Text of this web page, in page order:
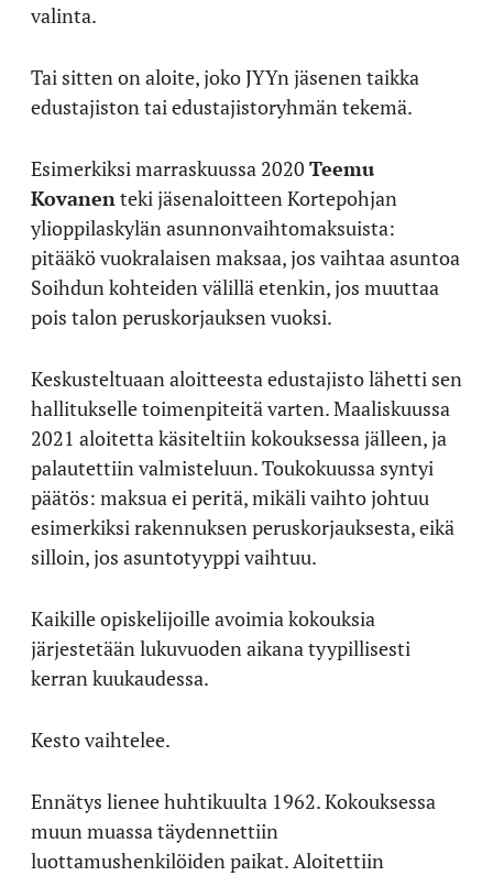
valinta.
Tai sitten on aloite, joko JYYn jäsenen taikka
edustajiston tai edustajistoryhmän tekemä.
Esimerkiksi marraskuussa 2020 Teemu
Kovanenteki jäsenaloitteen Kortepohjan
ylioppilaskylän asunnonvaihtomaksuista:
pitääkö vuokralaisen maksaa, jos vaihtaa asuntoa
Soihdun kohteiden välillä etenkin, jos muuttaa
pois talon peruskorjauksen vuoksi.
Keskusteltuaan aloitteesta edustajisto lähetti sen
hallitukselle toimenpiteitä varten. Maaliskuussa
2021 aloitetta käsiteltiin kokouksessa jälleen, ja
palautettiin valmisteluun. Toukokuussa syntyi
päätös: maksua ei peritä, mikäli vaihto johtuu
esimerkiksi rakennuksen peruskorjauksesta, eikä
silloin, jos asuntotyyppi vaihtuu.
Kaikille opiskelijoille avoimia kokouksia
järjestetään lukuvuoden aikana tyypillisesti
kerran kuukaudessa.
Kesto vaihtelee.
Ennätys lienee huhtikuulta 1962. Kokouksessa
muun muassa täydennettiin
luottamushenkilöiden paikat. Aloitettiin